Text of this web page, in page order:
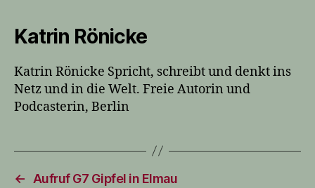
Katrin Rönicke
Katrin Rönicke Spricht, schreibt und denkt ins
Netz und in die Welt. Freie Autorin und
Podcasterin, Berlin
←
Aufruf G7 Gipfel in Elmau